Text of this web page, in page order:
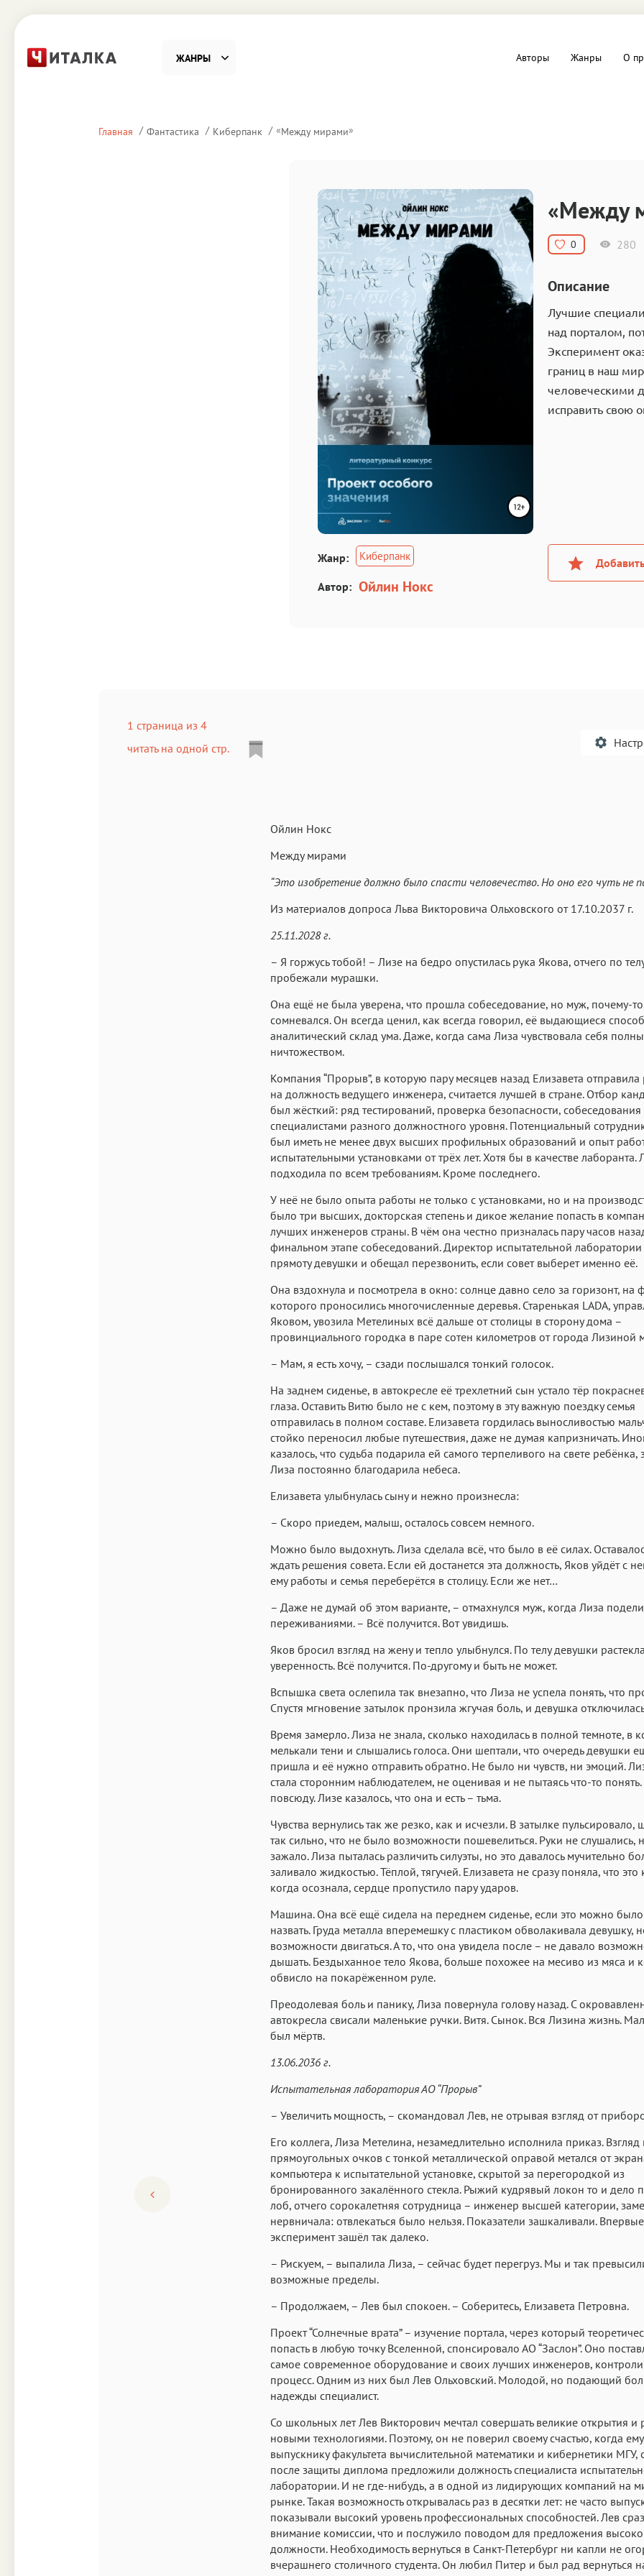
ЖАНРЫ
Драматургия
Домоводство Компьютеры и Интернет
Старинное Фольклор
Прочее
Авторы Жанры О
Главная Фантастика Киберпанк «Между мирами»
Жанр: Киберпанк
Автор: Ойлин Нокс
«Между
0 280
Описание
Лучшие
над порталом,
Эксперимент
границ в наш
человеческими
исправить свою
1 страница из 4
читать на одной стр.
Аа Аа Аа
Аа
Iowan
Аа
San Francisco Аа
SF Serif
Аа
Аа
Courier
Аа
Courier New
Аа
Menlo
Ойлин Нокс
Между мирами
“Это изобретение должно было спасти человечество. Но оно его чуть не
Из материалов допроса Льва Викторовича Ольховского от 17.10.2037 г.
25.11.2028 г.
– Я горжусь тобой! – Лизе на бедро опустилась рука Якова, отчего по
пробежали мурашки.
Она ещё не была уверена, что прошла собеседование, но муж, почему-
сомневался. Он всегда ценил, как всегда говорил, её выдающиеся
аналитический склад ума. Даже, когда сама Лиза чувствовала себя
ничтожеством.
Компания “Прорыв”, в которую пару месяцев назад Елизавета
на должность ведущего инженера, считается лучшей в стране. Отбор
был жёсткий: ряд тестирований, проверка безопасности, собеседования
специалистами разного должностного уровня. Потенциальный
был иметь не менее двух высших профильных образований и опыт
испытательными установками от трёх лет. Хотя бы в качестве лаборанта.
подходила по всем требованиям. Кроме последнего.
У неё не было опыта работы не только с установками, но и на
было три высших, докторская степень и дикое желание попасть в
лучших инженеров страны. В чём она честно призналась пару часов
финальном этапе собеседований. Директор испытательной
прямоту девушки и обещал перезвонить, если совет выберет именно её.
Она вздохнула и посмотрела в окно: солнце давно село за горизонт, на
которого проносились многочисленные деревья. Старенькая LADA,
Яковом, увозила Метелиных всё дальше от столицы в сторону дома –
провинциального городка в паре сотен километров от города Лизиной
– Мам, я есть хочу, – сзади послышался тонкий голосок.
На заднем сиденье, в автокресле её трехлетний сын устало тёр
глаза. Оставить Витю было не с кем, поэтому в эту важную поездку семья
отправилась в полном составе. Елизавета гордилась выносливостью
стойко переносил любые путешествия, даже не думая капризничать.
казалось, что судьба подарила ей самого терпеливого на свете ребёнка,
Лиза постоянно благодарила небеса.
Елизавета улыбнулась сыну и нежно произнесла:
– Скоро приедем, малыш, осталось совсем немного.
Можно было выдохнуть. Лиза сделала всё, что было в её силах.
ждать решения совета. Если ей достанется эта должность, Яков уйдёт с
ему работы и семья переберётся в столицу. Если же нет…
– Даже не думай об этом варианте, – отмахнулся муж, когда Лиза
переживаниями. – Всё получится. Вот увидишь.
Яков бросил взгляд на жену и тепло улыбнулся. По телу девушки
уверенность. Всё получится. По-другому и быть не может.
Вспышка света ослепила так внезапно, что Лиза не успела понять, что
Спустя мгновение затылок пронзила жгучая боль, и девушка
Время замерло. Лиза не знала, сколько находилась в полной темноте, в
мелькали тени и слышались голоса. Они шептали, что очередь девушки
пришла и её нужно отправить обратно. Не было ни чувств, ни эмоций.
стала сторонним наблюдателем, не оценивая и не пытаясь что-то
повсюду. Лизе казалось, что она и есть – тьма.
Чувства вернулись так же резко, как и исчезли. В затылке пульсировало,
так сильно, что не было возможности пошевелиться. Руки не слушались,
зажало. Лиза пыталась различить силуэты, но это давалось мучительно
заливало жидкостью. Тёплой, тягучей. Елизавета не сразу поняла, что это
когда осознала, сердце пропустило пару ударов.
Машина. Она всё ещё сидела на переднем сиденье, если это можно было
назвать. Груда металла вперемешку с пластиком обволакивала девушку,
возможности двигаться. А то, что она увидела после – не давало
дышать. Бездыханное тело Якова, больше похожее на месиво из мяса и
обвисло на покарёженном руле.
Преодолевая боль и панику, Лиза повернула голову назад. С
автокресла свисали маленькие ручки. Витя. Сынок. Вся Лизина жизнь.
был мёртв.
13.06.2036 г.
Испытательная лаборатория АО “Прорыв”
– Увеличить мощность, – скомандовал Лев, не отрывая взгляд от
Его коллега, Лиза Метелина, незамедлительно исполнила приказ.
прямоугольных очков с тонкой металлической оправой метался от
компьютера к испытательной установке, скрытой за перегородкой из
бронированного закалённого стекла. Рыжий кудрявый локон то и дело
лоб, отчего сорокалетняя сотрудница – инженер высшей категории,
нервничала: отвлекаться было нельзя. Показатели зашкаливали. Впервые
эксперимент зашёл так далеко.
– Рискуем, – выпалила Лиза, – сейчас будет перегруз. Мы и так
возможные пределы.
– Продолжаем, – Лев был спокоен. – Соберитесь, Елизавета Петровна.
Проект “Солнечные врата” – изучение портала, через который
попасть в любую точку Вселенной, спонсировало АО “Заслон”. Оно
самое современное оборудование и своих лучших инженеров,
процесс. Одним из них был Лев Ольховский. Молодой, но подающий
надежды специалист.
Со школьных лет Лев Викторович мечтал совершать великие открытия и
новыми технологиями. Поэтому, он не поверил своему счастью, когда
выпускнику факультета вычислительной математики и кибернетики МГУ,
после защиты диплома предложили должность специалиста
лаборатории. И не где-нибудь, а в одной из лидирующих компаний на
рынке. Такая возможность открывалась раз в десятки лет: не часто
показывали высокий уровень профессиональных способностей. Лев
внимание комиссии, что и послужило поводом для предложения
должности. Необходимость вернуться в Санкт-Петербург ни капли не
вчерашнего столичного студента. Он любил Питер и был рад вернуться